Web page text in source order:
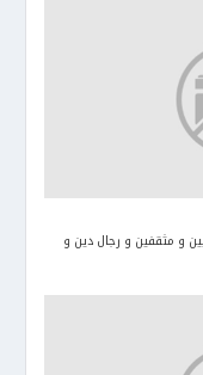
و مثقفين و رجال دين و